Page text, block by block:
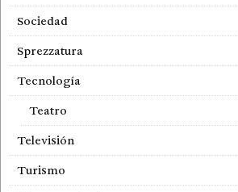
Sociedad
Sprezzatura
Tecnología
Teatro
Televisión
Turismo